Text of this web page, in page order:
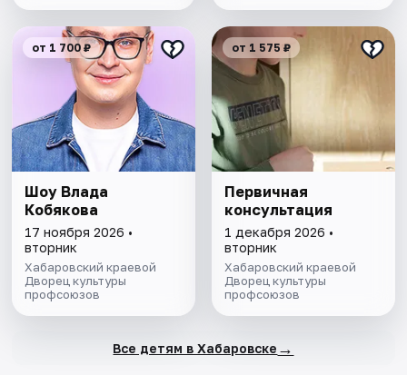
от 1 700 ₽
Шоу Влада
Кобякова
17 ноября 2026 •
вторник
Хабаровский краевой
Дворец культуры
профсоюзов
от 1 575 ₽
Первичная
консультация
1 декабря 2026 •
вторник
Хабаровский краевой
Дворец культуры
профсоюзов
Все детям в Хабаровске →